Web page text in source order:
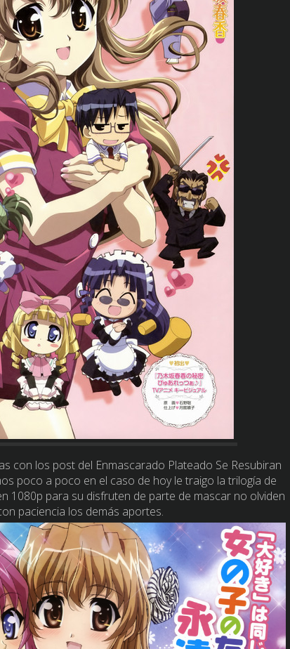
con los post del Enmascarado Plateado Se Resubiran
poco a poco en el caso de hoy le traigo la trilogía de
1080p para su disfruten de parte de mascar no olviden
paciencia los demás aportes.